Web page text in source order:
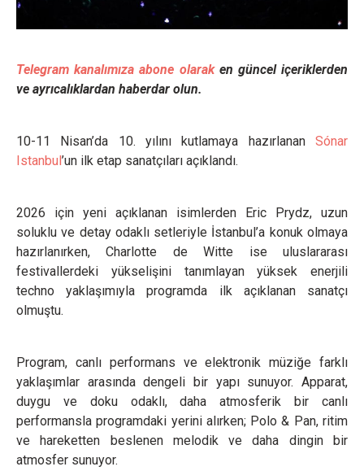
Telegram kanalımıza abone olaraken güncel içeriklerden
ve ayrıcalıklardan haberdar olun.
10-11 Nisan’da 10. yılını kutlamaya hazırlanan Sónar
Istanbul’un ilk etap sanatçıları açıklandı.
2026 için yeni açıklanan isimlerden Eric Prydz, uzun
soluklu ve detay odaklı setleriyle İstanbul’a konuk olmaya
hazırlanırken, Charlotte de Witte ise uluslararası
festivallerdeki yükselişini tanımlayan yüksek enerjili
techno yaklaşımıyla programda ilk açıklanan sanatçı
olmuştu.
Program, canlı performans ve elektronik müziğe farklı
yaklaşımlar arasında dengeli bir yapı sunuyor. Apparat,
duygu ve doku odaklı, daha atmosferik bir canlı
performansla programdaki yerini alırken; Polo & Pan, ritim
ve hareketten beslenen melodik ve daha dingin bir
atmosfer sunuyor.